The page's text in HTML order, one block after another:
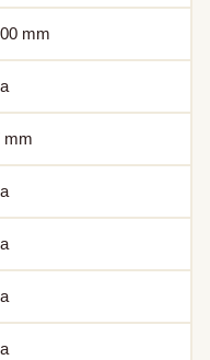
mm
mm